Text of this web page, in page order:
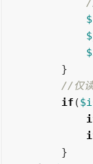
}
//仅
if (
}